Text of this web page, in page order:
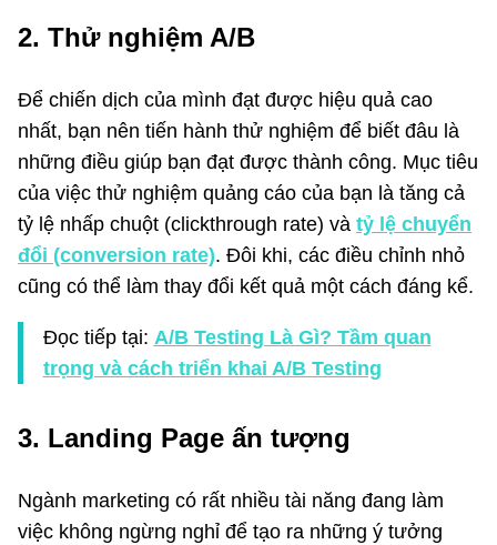
2. Thử nghiệm A/B
Để chiến dịch của mình đạt được hiệu quả cao
nhất, bạn nên tiến hành thử nghiệm để biết đâu là
những điều giúp bạn đạt được thành công. Mục tiêu
của việc thử nghiệm quảng cáo của bạn là tăng cả
tỷ lệ nhấp chuột (clickthrough rate) và tỷ lệ chuyển
đổi (conversion rate). Đôi khi, các điều chỉnh nhỏ
cũng có thể làm thay đổi kết quả một cách đáng kể.
Đọc tiếp tại: A/B Testing Là Gì? Tầm quan
trọng và cách triển khai A/B Testing
3. Landing Page ấn tượng
Ngành marketing có rất nhiều tài năng đang làm
việc không ngừng nghỉ để tạo ra những ý tưởng